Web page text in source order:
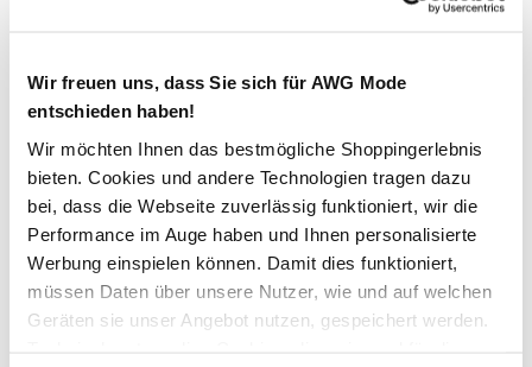
Wir freuen uns, dass Sie sich für AWG Mode
entschieden haben!
Wir möchten Ihnen das bestmögliche Shoppingerlebnis
bieten. Cookies und andere Technologien tragen dazu
bei, dass die Webseite zuverlässig funktioniert, wir die
Performance im Auge haben und Ihnen personalisierte
Werbung einspielen können. Damit dies funktioniert,
müssen Daten über unsere Nutzer, wie und auf welchen
Geräten sie unser Angebot nutzen, gespeichert werden.
Zur Wunschliste hinzufügen
Jungen T-Shirt mit Print
Cooles T-Shirt mit Surfmotiv von One Way
Mit Rundhalsausschnitt
Vorderseite mit kleinerem Print auf der linken Brust